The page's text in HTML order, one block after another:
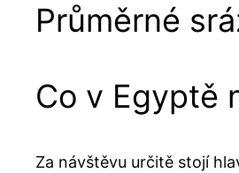
Průměrné
Co v Egyptě
Za návštěvu určitě stojí